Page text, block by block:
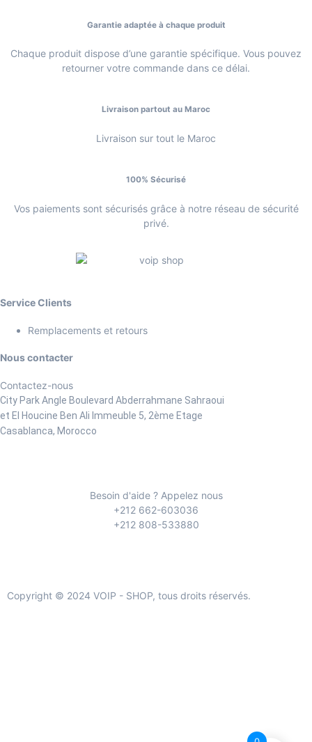
Garantie adaptée à chaque produit
Chaque produit dispose d’une garantie spécifique. Vous pouvez
retourner votre commande dans ce délai.
Livraison partout au Maroc
Livraison sur tout le Maroc
100% Sécurisé
Vos paiements sont sécurisés grâce à notre réseau de sécurité
privé.
Service Clients
Remplacements et retours
Nous contacter
Contactez-nous
City Park Angle Boulevard Abderrahmane Sahraoui
et El Houcine Ben Ali Immeuble 5, 2ème Etage
Casablanca, Morocco
Besoin d'aide ? Appelez nous
+212 662-603036
+212 808-533880
Copyright © 2024 VOIP - SHOP, tous droits réservés.